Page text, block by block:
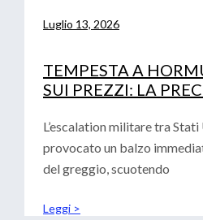
Luglio 13, 2026
TEMPESTA A
SUI PREZZI: LA
FINANZIARIA
L’escalation militare tra
provocato un balzo
del greggio, scuotendo
Leggi >